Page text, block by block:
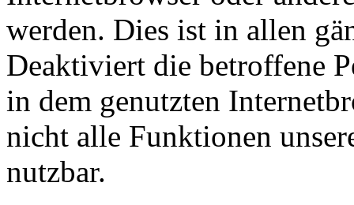
werden. Dies ist in allen
Deaktiviert die betroffene
in dem genutzten
nicht alle Funktionen
nutzbar.